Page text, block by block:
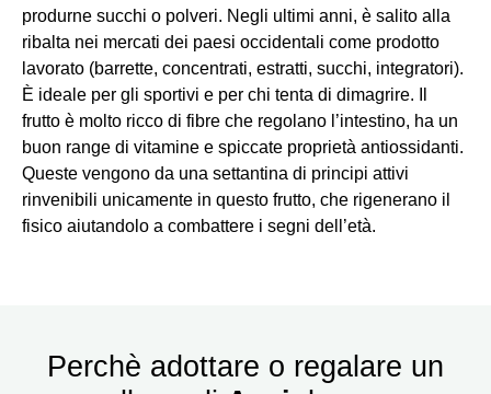
produrne succhi o polveri. Negli ultimi anni, è salito alla
ribalta nei mercati dei paesi occidentali come prodotto
lavorato (barrette, concentrati, estratti, succhi, integratori).
È ideale per gli sportivi e per chi tenta di dimagrire. Il
frutto è molto ricco di fibre che regolano l’intestino, ha un
buon range di vitamine e spiccate proprietà antiossidanti.
Queste vengono da una settantina di principi attivi
rinvenibili unicamente in questo frutto, che rigenerano il
fisico aiutandolo a combattere i segni dell’età.
Perchè adottare o regalare un